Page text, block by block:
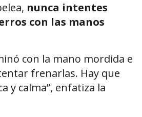
nunca intentes
con las manos
con la mano mordida e
frenarlas. Hay que
y calma”, enfatiza la